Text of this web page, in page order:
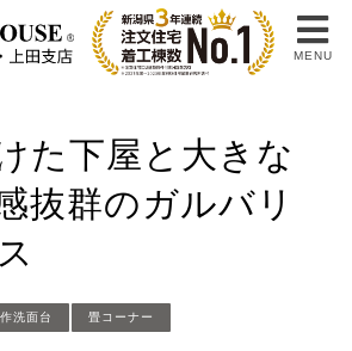
MENU
た下屋と大きな
抜群のガルバリ
洗面台 畳コーナー